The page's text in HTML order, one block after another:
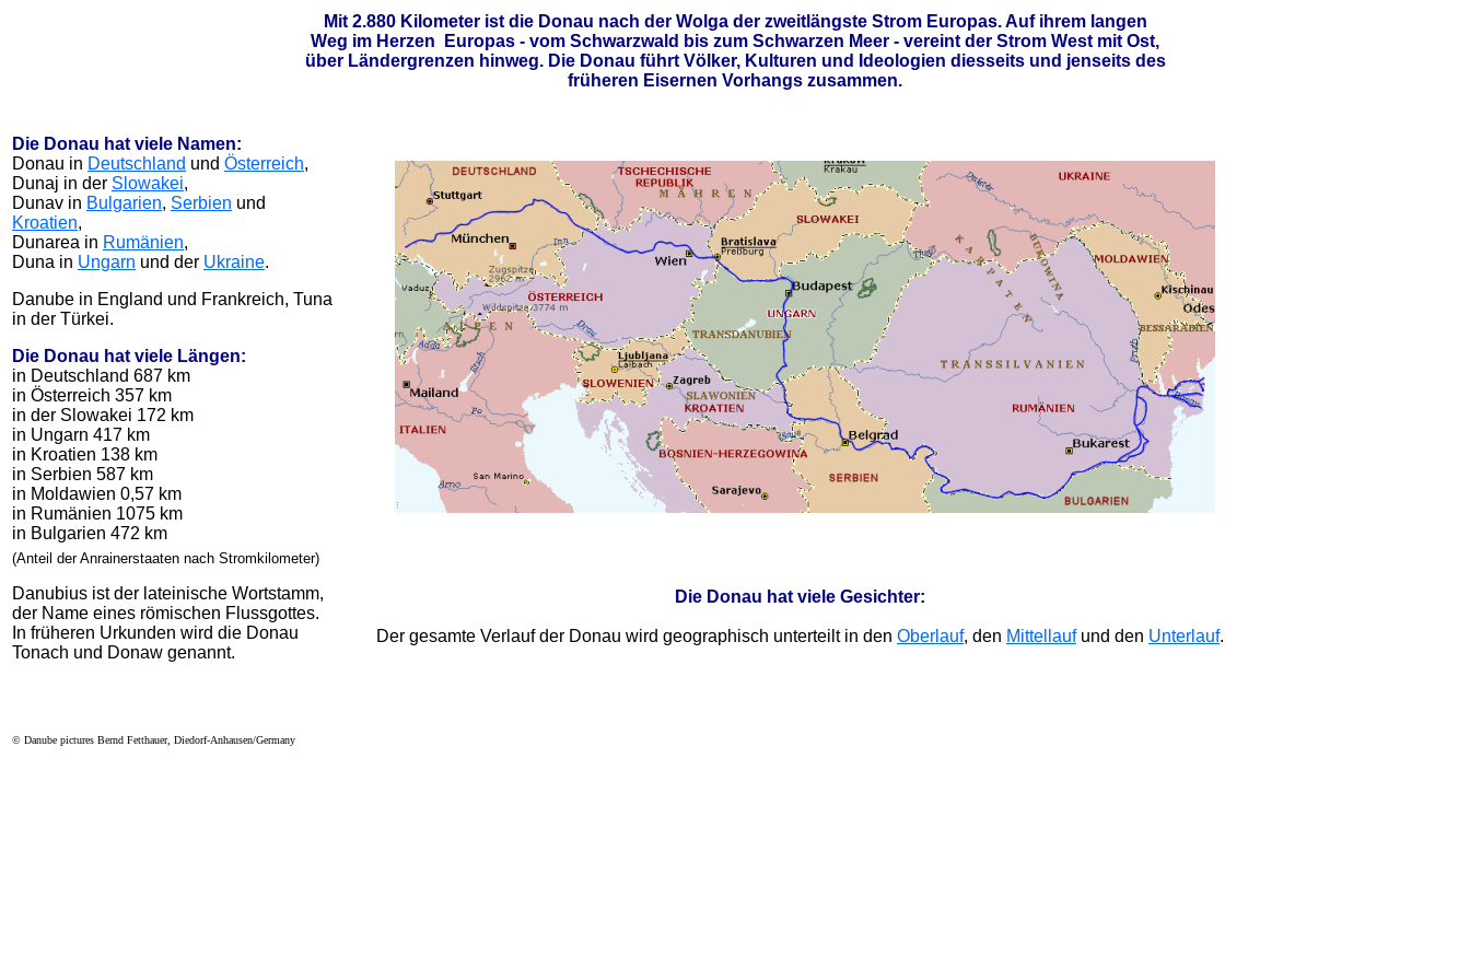
Mit 2.880 Kilometer ist die Donau nach der Wolga der zweitlängste Strom Europas. Auf ihrem langen
Weg im Herzen Europas - vom Schwarzwald bis zum Schwarzen Meer - vereint der Strom West mit Ost,
über Ländergrenzen hinweg. Die Donau führt Völker, Kulturen und Ideologien diesseits und jenseits des
früheren Eisernen Vorhangs zusammen.
Die Donau hat viele Namen:
Donau in Deutschland und Österreich,
Dunaj in der Slowakei,
Dunav in Bulgarien, Serbien und
Kroatien,
Dunarea in Rumänien,
Duna in Ungarn und der Ukraine.
Danube in England und Frankreich, Tuna
in der Türkei.
Die Donau hat viele Längen:
in Deutschland 687 km
in Österreich 357 km
in der Slowakei 172 km
in Ungarn 417 km
in Kroatien 138 km
in Serbien 587 km
in Moldawien 0,57 km
in Rumänien 1075 km
in Bulgarien 472 km
(Anteil der Anrainerstaaten nach Stromkilometer)
Danubius ist der lateinische Wortstamm,
der Name eines römischen Flussgottes.
In früheren Urkunden wird die Donau
Tonach und Donaw genannt.
Die Donau hat viele Gesichter:
Der gesamte Verlauf der Donau wird geographisch unterteilt in den Oberlauf, den Mittellaufund den Unterlauf.
© Danube pictures Bernd Fetthauer, Diedorf-Anhausen/Germany